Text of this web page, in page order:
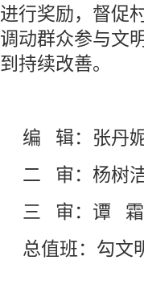
进行奖励，督促
调动群众参与文
到持续改善。
编 辑：张丹
二 审：杨树
三 审：谭 霜
总值班：勾文